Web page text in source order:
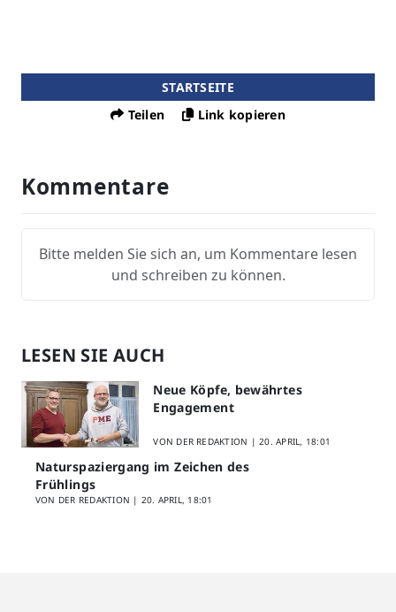
STARTSEITE
Teilen
Link kopieren
Kommentare
Bitte melden Sie sich an, um Kommentare lesen
und schreiben zu können.
LESEN SIE AUCH
Neue Köpfe, bewährtes
Engagement
VON DER REDAKTION |20. APRIL, 18:01
Naturspaziergang im Zeichen des
Frühlings
VON DER REDAKTION | 20. APRIL, 18:01